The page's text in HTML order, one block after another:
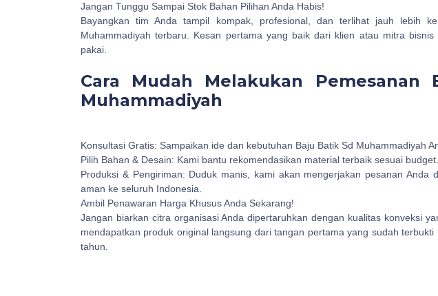
Jangan Tunggu Sampai Stok Bahan Pilihan Anda Habis!
Bayangkan tim Anda tampil kompak, profesional, dan terlihat jauh lebih
Muhammadiyah terbaru. Kesan pertama yang baik dari klien atau mitra
pakai.
Cara Mudah Melakukan Pemesanan
Muhammadiyah
Konsultasi Gratis: Sampaikan ide dan kebutuhan Baju Batik Sd Muhammadiyah
Pilih Bahan & Desain: Kami bantu rekomendasikan material terbaik sesuai budget.
Produksi & Pengiriman: Duduk manis, kami akan mengerjakan pesanan Anda
aman ke seluruh Indonesia.
Ambil Penawaran Harga Khusus Anda Sekarang!
Jangan biarkan citra organisasi Anda dipertaruhkan dengan kualitas konveksi
mendapatkan produk original langsung dari tangan pertama yang sudah terbukti
tahun.